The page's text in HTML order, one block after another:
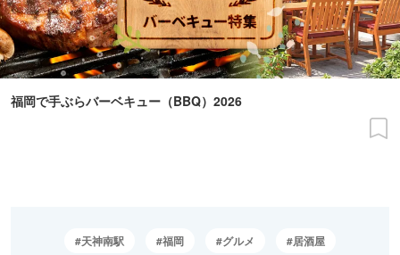
福岡で手ぶらバーベキュー（BBQ）2026
天神南駅 福岡 グルメ 居酒屋